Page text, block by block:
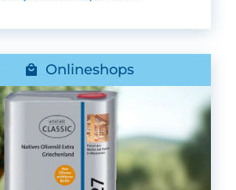
Onlineshops